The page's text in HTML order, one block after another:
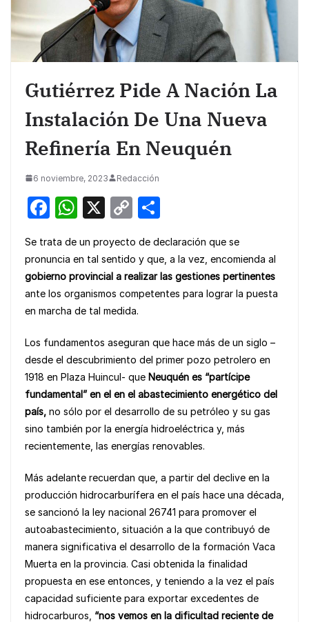
Gutiérrez Pide A Nación La
Instalación De Una Nueva
Refinería En Neuquén
6 noviembre, 2023 Redacción
F
c
e
b
o
o
k
W
at
s
A
p
p
X
C
p
y
Li
n
k
ar
e
Se trata de un proyecto de declaración que se
pronuncia en tal sentido y que, a la vez, encomienda al
gobierno provincial a realizar las gestiones pertinentes
ante los organismos competentes para lograr la puesta
en marcha de tal medida.
Los fundamentos aseguran que hace más de un siglo –
desde el descubrimiento del primer pozo petrolero en
1918 en Plaza Huincul- que Neuquén es “partícipe
fundamental” en el en el abastecimiento energético del
país, no sólo por el desarrollo de su petróleo y su gas
sino también por la energía hidroeléctrica y, más
recientemente, las energías renovables.
Más adelante recuerdan que, a partir del declive en la
producción hidrocarburífera en el país hace una década,
se sancionó la ley nacional 26741 para promover el
autoabastecimiento, situación a la que contribuyó de
manera significativa el desarrollo de la formación Vaca
Muerta en la provincia. Casi obtenida la finalidad
propuesta en ese entonces, y teniendo a la vez el país
capacidad suficiente para exportar excedentes de
hidrocarburos, “nos vemos en la dificultad reciente de